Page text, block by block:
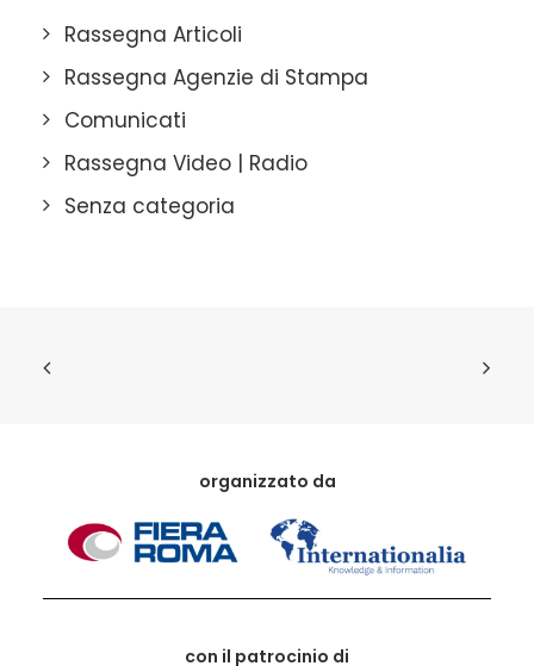
Rassegna Articoli
Rassegna Agenzie di Stampa
Comunicati
Rassegna Video | Radio
Senza categoria
organizzato da
con il patrocinio di